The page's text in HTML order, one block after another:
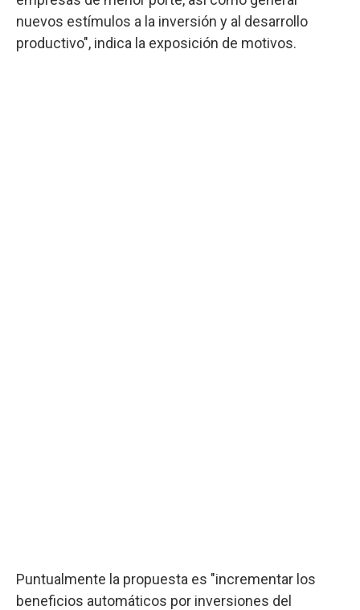
nuevos estímulos a la inversión y al desarrollo
productivo", indica la exposición de motivos.
Puntualmente la propuesta es "incrementar los
beneficios automáticos por inversiones del